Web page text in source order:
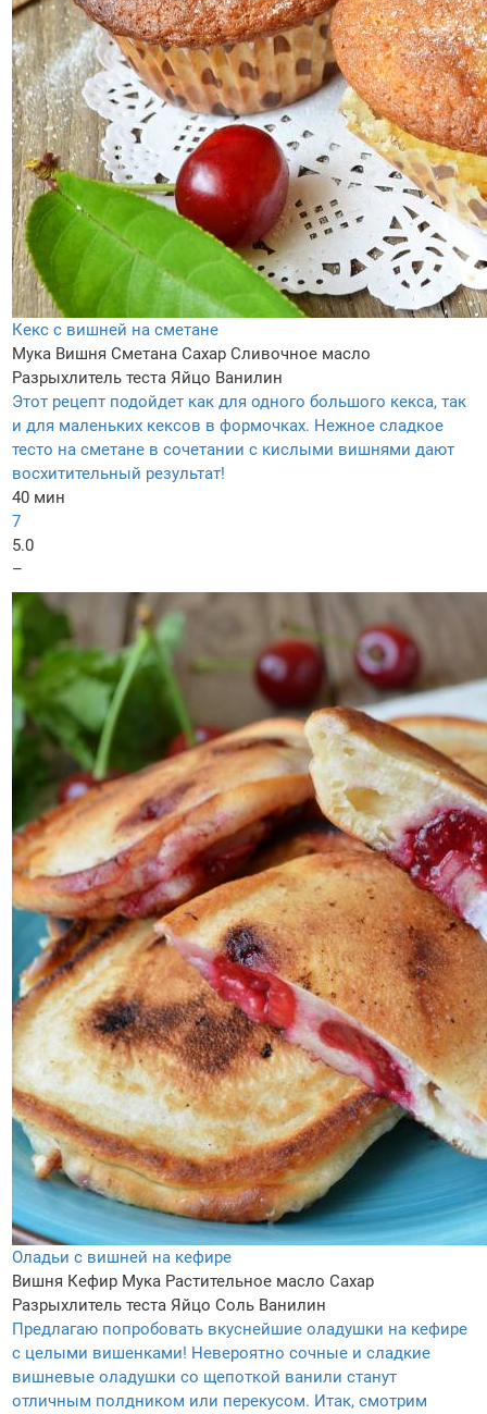
Кекс с вишней на сметане
Мука Вишня Сметана Сахар Сливочное масло
Разрыхлитель теста Яйцо Ванилин
Этот рецепт подойдет как для одного большого кекса, так
и для маленьких кексов в формочках. Нежное сладкое
тесто на сметане в сочетании с кислыми вишнями дают
восхитительный результат!
40 мин
7
5.0
–
Оладьи с вишней на кефире
Вишня Кефир Мука Растительное масло Сахар
Разрыхлитель теста Яйцо Соль Ванилин
Предлагаю попробовать вкуснейшие оладушки на кефире
с целыми вишенками! Невероятно сочные и сладкие
вишневые оладушки со щепоткой ванили станут
отличным полдником или перекусом. Итак, смотрим